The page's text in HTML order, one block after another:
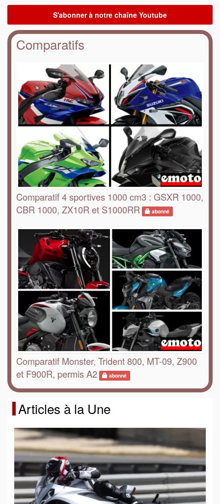
Comparatifs
Comparatif 4 sportives 1000 cm3 : GSXR 1000,
CBR 1000, ZX10R et S1000RR
abonné
Comparatif Monster, Trident 800, MT-09, Z900
et F900R, permis A2
abonné
Articles à la Une